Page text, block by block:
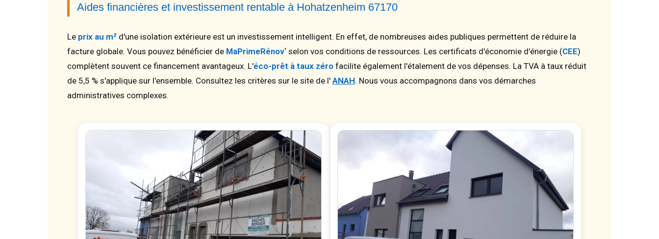
Aides financières et investissement rentable à Hohatzenheim 67170
Le prix au m² d'une isolation extérieure est un investissement intelligent. En effet, de nombreuses aides publiques permettent de réduire la
facture globale. Vous pouvez bénéficier de MaPrimeRénov' selon vos conditions de ressources. Les certificats d'économie d'énergie (CEE)
complètent souvent ce financement avantageux. L'éco-prêt à taux zéro facilite également l'étalement de vos dépenses. La TVA à taux réduit
de 5,5 % s'applique sur l'ensemble. Consultez les critères sur le site de l' ANAH. Nous vous accompagnons dans vos démarches
administratives complexes.